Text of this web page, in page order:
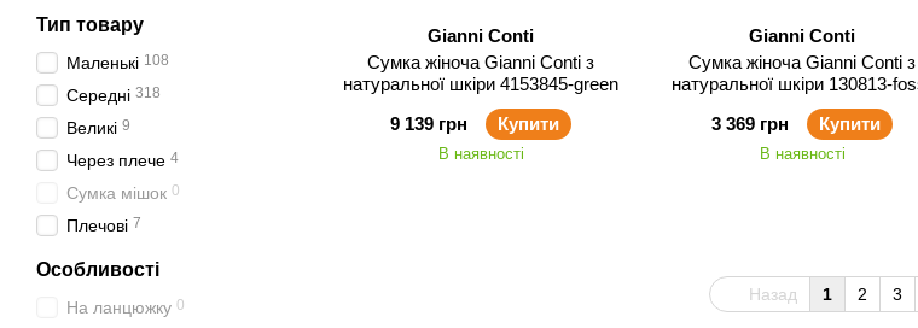
Gianni Conti
Сумка жіноча Gianni Conti з
натуральної шкіри 4153845-green
9 139 грн
Купити
В наявності
Gianni Conti
Сумка жіноча Gianni Conti з
натуральної шкіри 130813-
3 369 грн
Купити
В наявності
Назад 1 2 3
Тип товару
Маленькі 108
Середні 318
Великі 9
Через плече 4
Сумка мішок 0
Плечові 7
Особливості
На ланцюжку 0